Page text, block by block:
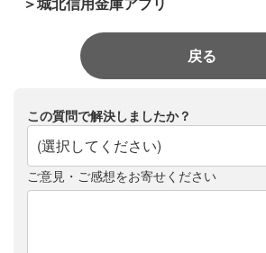
戻る
この質問で解決しましたか？
(選択してください)
ご意見・ご感想をお寄せください